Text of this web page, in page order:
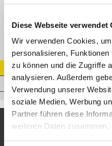
Diese Webseite verwendet
Wir verwenden Cookies,
personalisieren,
zu können und die Zugriffe
analysieren. Außerdem
Verwendung unserer
soziale Medien, Werbung
Partner führen diese
weiteren Daten zusammen,
M43990
Artikel Nr.
I.I38CF11/290SCE106